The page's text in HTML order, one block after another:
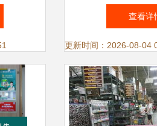
遇 告的多元潜力
查看详
更新时间：2026-08-04